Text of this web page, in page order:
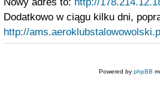
Dodatkowo w ciągu kilku dni,
http://
Powered by phpBB